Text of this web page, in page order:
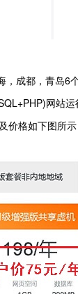
成都，青岛6
网站
价格如下图所